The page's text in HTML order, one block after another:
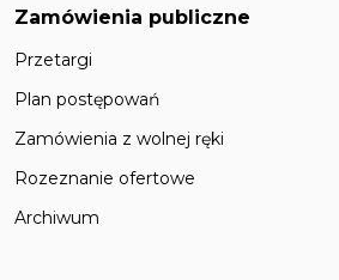
Zamówienia publiczne
Przetargi
Plan postępowań
Zamówienia z wolnej ręki
Rozeznanie ofertowe
Archiwum